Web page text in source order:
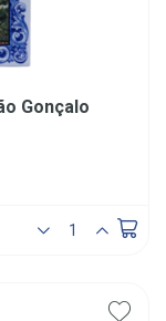
Gonçalo